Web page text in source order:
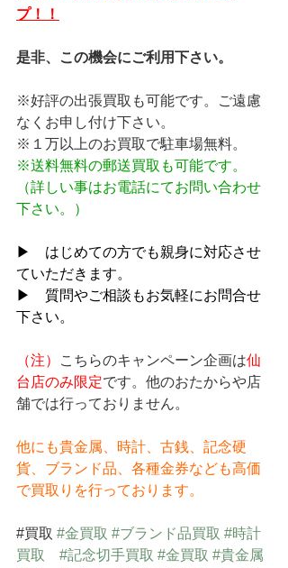
プ！！
是非、この機会にご利用下さい。
※好評の出張買取も可能です。ご遠慮
なくお申し付け下さい。
※１万以上のお買取で駐車場無料。
※送料無料の郵送買取も可能です。
（詳しい事はお電話にてお問い合わせ
下さい。）
▶　はじめての方でも親身に対応させ
ていただきます。
▶　質問やご相談もお気軽にお問合せ
下さい。
（注） こちらのキャンペーン企画は仙
台店のみ限定です。他のおたからや店
舗では行っておりません。
他にも貴金属、時計、古銭、記念硬
貨、ブランド品、各種金券なども高価
で買取りを行っております。
#買取 #金買取 #ブランド品買取 #時計
買取
#記念切手買取 #金買取 #貴金属